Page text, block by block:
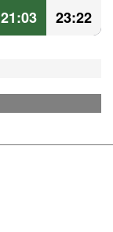
21:03 23:22